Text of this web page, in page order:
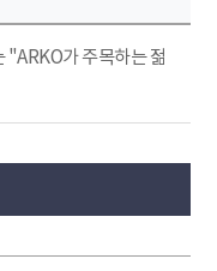
가 주목하는 젊